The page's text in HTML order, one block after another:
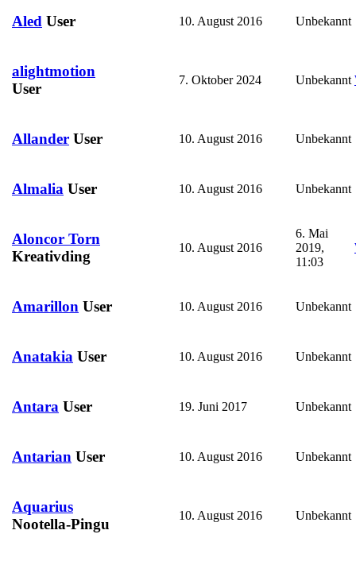
Aled User 10. August 2016 Unbekannt
alightmotion
User
7. Oktober 2024 Unbekannt
Allander User 10. August 2016 Unbekannt
Almalia User 10. August 2016 Unbekannt
Aloncor Torn
Kreativding
10. August 2016
6. Mai
2019,
11:03
Amarillon User 10. August 2016 Unbekannt
Anatakia User 10. August 2016 Unbekannt
Antara User 19. Juni 2017 Unbekannt
Antarian User 10. August 2016 Unbekannt
Aquarius
Nootella-Pingu
10. August 2016 Unbekannt